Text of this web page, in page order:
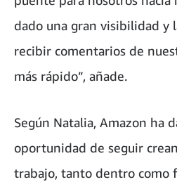
dado una gran visibilidad y
recibir comentarios de
más rápido”, añade.
Según Natalia, Amazon ha
oportunidad de seguir
trabajo, tanto dentro como